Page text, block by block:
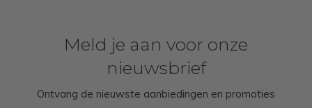
Meld je aan voor onze
nieuwsbrief
Ontvang de nieuwste aanbiedingen en promoties